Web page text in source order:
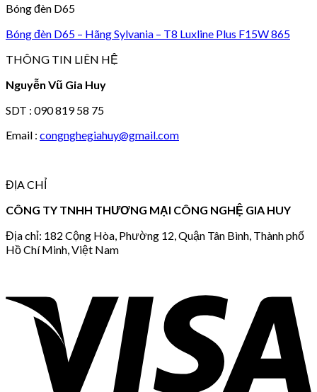
Bóng đèn D65
Bóng đèn D65 – Hãng Sylvania – T8 Luxline Plus F15W 865
THÔNG TIN LIÊN HỆ
Nguyễn Vũ Gia Huy
SDT : 090 819 58 75
Email : congnghegiahuy@gmail.com
ĐỊA CHỈ
CÔNG TY TNHH THƯƠNG MẠI CÔNG NGHỆ GIA HUY
Địa chỉ: 182 Cộng Hòa, Phường 12, Quận Tân Bình, Thành phố
Hồ Chí Minh, Việt Nam